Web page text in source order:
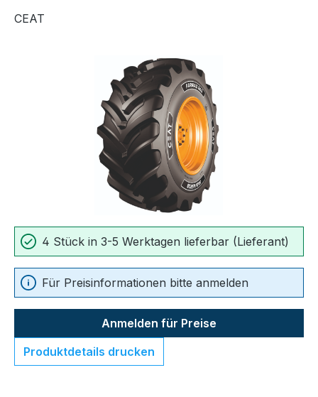
CEAT
Bildergalerie überspringen
4 Stück in 3-5 Werktagen lieferbar (Lieferant)
Für Preisinformationen bitte anmelden
Anmelden für Preise
Produktdetails drucken